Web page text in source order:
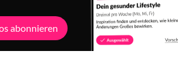
abonnieren